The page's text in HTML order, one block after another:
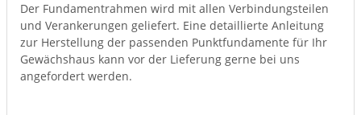
Der Fundamentrahmen wird mit allen Verbindungsteilen
und Verankerungen geliefert. Eine detaillierte Anleitung
zur Herstellung der passenden Punktfundamente für Ihr
Gewächshaus kann vor der Lieferung gerne bei uns
angefordert werden.